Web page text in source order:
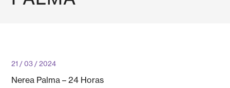
21 / 03 / 2024
Nerea Palma – 24 Horas